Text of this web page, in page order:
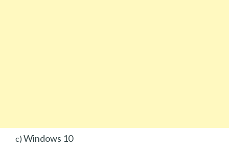
c) Windows 10